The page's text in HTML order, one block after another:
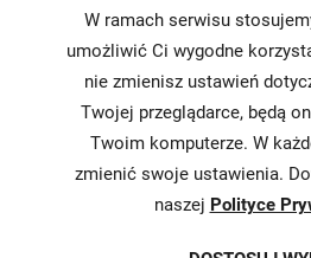
strategii
Karty
W ramach serwisu
umożliwić Ci wygodne
nie zmienisz ustawień
Twojej przeglądarce, będą
Twoim komputerze. W
zmienić swoje ustawienia.
naszej Polityce